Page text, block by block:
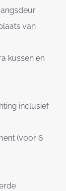
van
kussen en
inclusief
(voor 6